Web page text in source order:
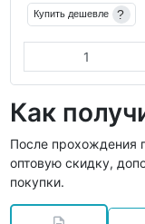
Купить дешевле ?
Как
После прохождения
оптовую скидку,
покупки.